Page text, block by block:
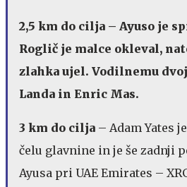
2,5 km do cilja – Ayuso je
Roglič je malce okleval,
zlahka ujel. Vodilnemu
Landa in Enric Mas.
3 km do cilja – Adam Yates
čelu glavnine in je še zadnji
Ayusa pri UAE Emirates –